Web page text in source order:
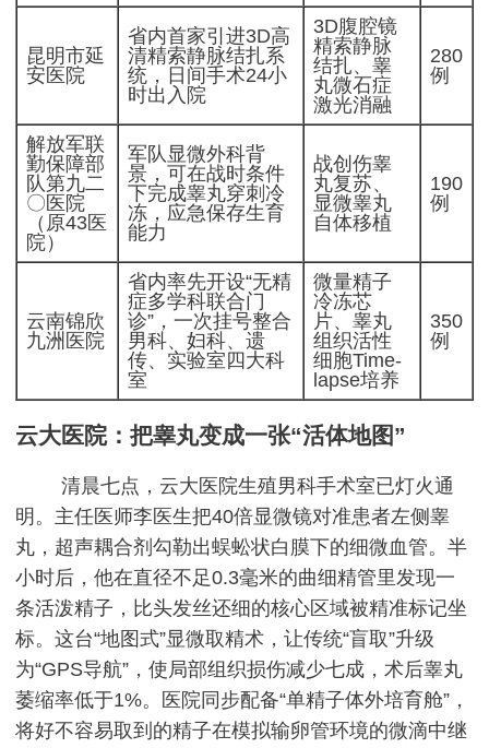
昆明市延
安医院
省内首家引进3D高
清精索静脉结扎系
统，日间手术24小
时出入院
3D腹腔镜
精索静脉
结扎、睾
丸微石症
激光消融
280
例
解放军联
勤保障部
队第九二
〇医院
（原43医
院）
军队显微外科背
景，可在战时条件
下完成睾丸穿刺冷
冻，应急保存生育
能力
战创伤睾
丸复苏、
显微睾丸
自体移植
190
例
云南锦欣
九洲医院
省内率先开设“无精
症多学科联合门
诊”，一次挂号整合
男科、妇科、遗
传、实验室四大科
室
微量精子
冷冻芯
片、睾丸
组织活性
细胞Time-
lapse培养
350
例
云大医院：把睾丸变成一张“活体地图”
清晨七点，云大医院生殖男科手术室已灯火通
明。主任医师李医生把40倍显微镜对准患者左侧睾
丸，超声耦合剂勾勒出蜈蚣状白膜下的细微血管。半
小时后，他在直径不足0.3毫米的曲细精管里发现一
条活泼精子，比头发丝还细的核心区域被精准标记坐
标。这台“地图式”显微取精术，让传统“盲取”升级
为“GPS导航”，使局部组织损伤减少七成，术后睾丸
萎缩率低于1%。医院同步配备“单精子体外培育舱”，
将好不容易取到的精子在模拟输卵管环境的微滴中继